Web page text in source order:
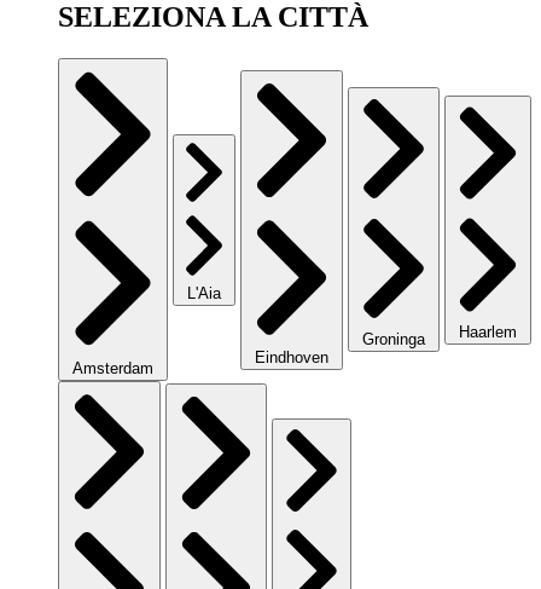
SELEZIONA LA CITTÀ
Amsterdam
L'Aia
Eindhoven
Groninga Haarlem